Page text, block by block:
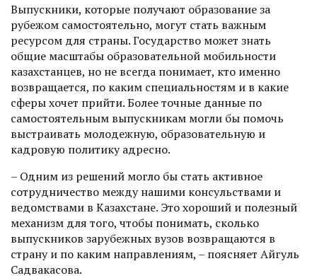
Выпускники, которые получают образование за
рубежом самостоятельно, могут стать важным
ресурсом для страны. Государство может знать
общие масштабы образовательной мобильности
казахстанцев, но не всегда понимает, кто именно
возвращается, по каким специальностям и в какие
сферы хочет прийти. Более точные данные по
самостоятельным выпускникам могли бы помочь
выстраивать молодежную, образовательную и
кадровую политику адресно.
– Одним из решений могло бы стать активное
сотрудничество между нашими консульствами и
ведомствами в Казахстане. Это хороший и полезный
механизм для того, чтобы понимать, сколько
выпускников зарубежных вузов возвращаются в
страну и по каким направлениям, – поясняет Айгуль
Садвакасова.